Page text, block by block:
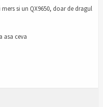
si un QX9650, doar de dragul
asa ceva